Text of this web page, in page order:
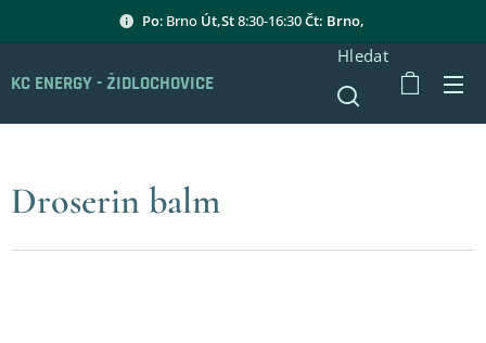
Po: Brno Út,St8:30-16:30Čt: Brno,
KC ENERGY - ŽIDLOCHOVICE
Hledat
Droserin balm